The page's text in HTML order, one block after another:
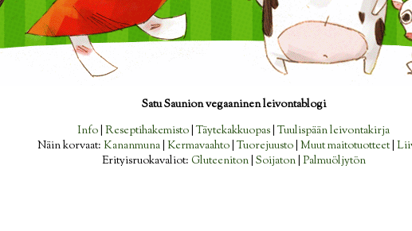
Satu Saunion vegaaninen leivontablogi
Info Reseptihakemisto |Täytekakkuopas |Tuulispään leivontakirja
Näin korvaat: Kananmuna Kermavaahto |Tuorejuusto Muut maitotuotteet|
Erityisruokavaliot: Gluteeniton| Soijaton| Palmuöljytön